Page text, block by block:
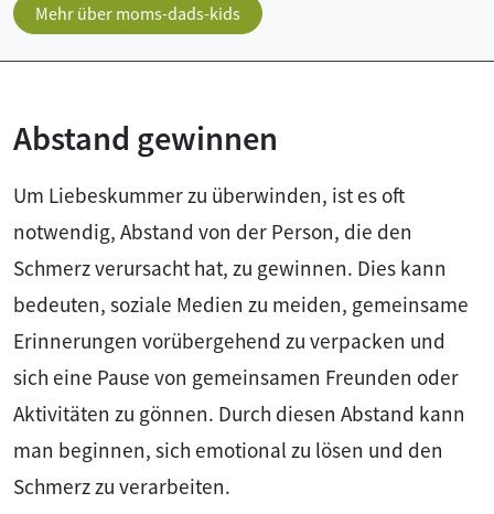
Mehr über moms-dads-kids
Abstand gewinnen
Um Liebeskummer zu überwinden, ist es oft
notwendig, Abstand von der Person, die den
Schmerz verursacht hat, zu gewinnen. Dies kann
bedeuten, soziale Medien zu meiden, gemeinsame
Erinnerungen vorübergehend zu verpacken und
sich eine Pause von gemeinsamen Freunden oder
Aktivitäten zu gönnen. Durch diesen Abstand kann
man beginnen, sich emotional zu lösen und den
Schmerz zu verarbeiten.